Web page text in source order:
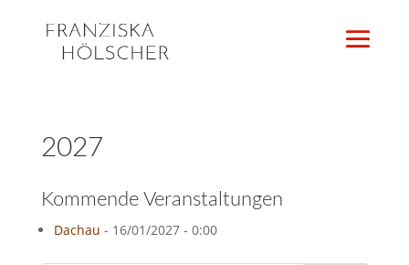
2027
Kommende Veranstaltungen
Dachau - 16/01/2027 - 0:00